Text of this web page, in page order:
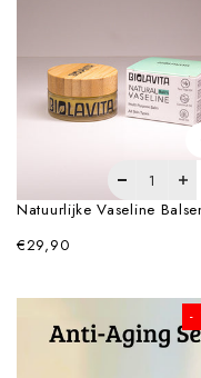
Natuurlijke Vaseline
€29,90
-